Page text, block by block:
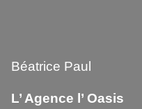
Béatrice Paul
L’ Agence l’ Oasis